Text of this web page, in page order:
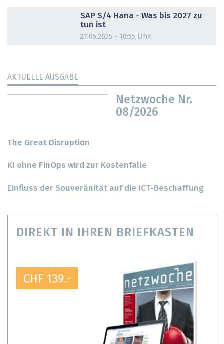
SAP S/4 Hana - Was bis 2027 zu
tun ist
21.05.2025 - 10:55 Uhr
AKTUELLE AUSGABE
Netzwoche Nr.
08/2026
The Great Disruption
KI ohne FinOps wird zur Kostenfalle
Einfluss der Souveränität auf die ICT-Beschaffung
DIREKT IN IHREN BRIEFKASTEN
CHF 139.-